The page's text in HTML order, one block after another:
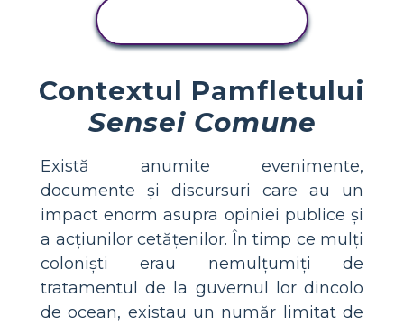
Contextul Pamfletului
Sensei Comune
Există anumite evenimente,
documente și discursuri care au un
impact enorm asupra opiniei publice și
a acțiunilor cetățenilor. În timp ce mulți
coloniști erau nemulțumiți de
tratamentul de la guvernul lor dincolo
de ocean, existau un număr limitat de